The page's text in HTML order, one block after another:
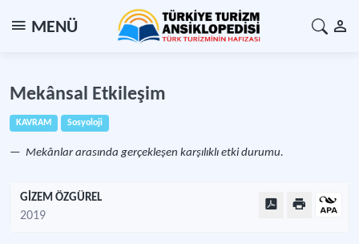
MENÜ
Mekânsal Etkileşim
KAVRAM Sosyoloji
Mekânlar arasında gerçekleşen karşılıklı etki durumu.
GİZEM ÖZGÜREL
2019